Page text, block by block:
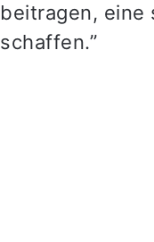
beitragen, eine
schaffen.”